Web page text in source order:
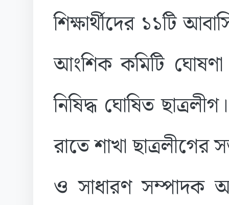
শিক্ষার্থীদের ১১টি
আংশিক কমিটি
নিষিদ্ধ ঘোষিত
রাতে শাখা ছাত্রলীগের
ও সাধারণ সম্পাদক